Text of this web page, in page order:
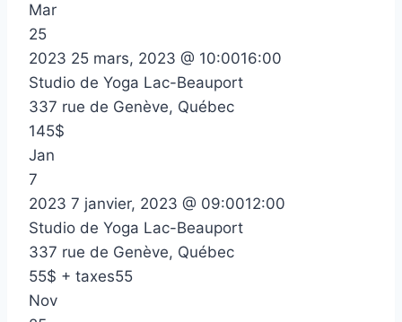
Mar
25
2023 25 mars, 2023 @ 10:0016:00
Studio de Yoga Lac-Beauport
337 rue de Genève, Québec
145$
Jan
7
2023 7 janvier, 2023 @ 09:0012:00
Studio de Yoga Lac-Beauport
337 rue de Genève, Québec
55$ + taxes55
Nov